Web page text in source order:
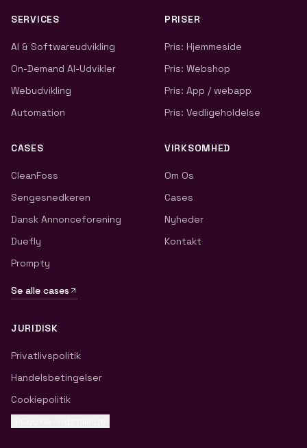
SERVICES
AI & Softwareudvikling
On-Demand AI-Udvikler
Webudvikling
Automation
PRISER
Pris: Hjemmeside
Pris: Webshop
Pris: App / webapp
Pris: Vedligeholdelse
CASES
CleanFoss
Sengesnedkeren
Dansk Annonceforening
Duefly
Prompty
Se alle cases
VIRKSOMHED
Om Os
Cases
Nyheder
Kontakt
JURIDISK
Privatlivspolitik
Handelsbetingelser
Cookiepolitik